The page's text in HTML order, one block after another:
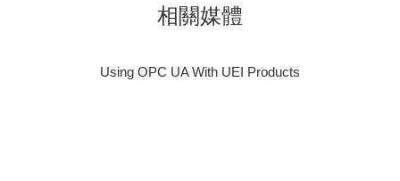
相關媒體
Using OPC UA With UEI Products